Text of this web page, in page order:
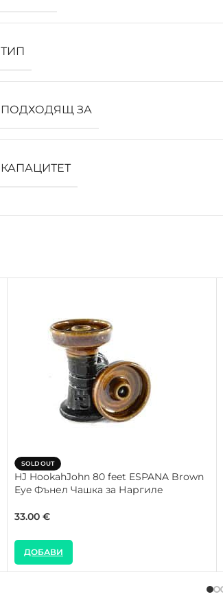
ТИП
ПОДХОДЯЩ ЗА
КАПАЦИТЕТ
SOLD OUT
HJ HookahJohn 80 feet ESPANA Brown
Eye Фънел Чашка за Наргиле
33.00 €
ДОБАВИ